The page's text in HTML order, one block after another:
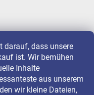
darauf, dass unsere
ist. Wir bemühen
Inhalte
aus unserem
wir kleine Dateien,